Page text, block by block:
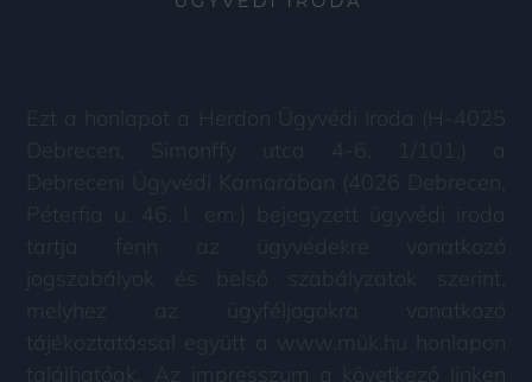
Ezt a honlapot a Herdon Ügyvédi Iroda (H-4025
Debrecen, Simonffy utca 4-6. 1/101.) a
Debreceni Ügyvédi Kamarában (4026 Debrecen,
Péterfia u. 46. I. em.) bejegyzett ügyvédi iroda
tartja fenn az ügyvédekre vonatkozó
jogszabályok és belső szabályzatok szerint,
melyhez az ügyféljogokra vonatkozó
tájékoztatással együtt a www.mük.hu honlapon
találhatóak. Az impresszum a következő linken